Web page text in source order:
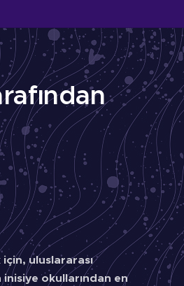
uluslararası
okullarından en